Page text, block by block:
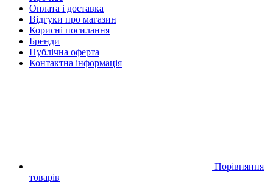
Оплата і доставка
Відгуки про магазин
Корисні посилання
Бренди
Публічна оферта
Контактна інформація
Порівняння
товарів